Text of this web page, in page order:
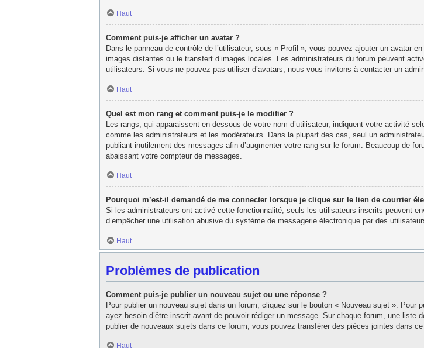
Haut
Comment puis-je afficher un avatar ?
Dans le panneau de contrôle de l’utilisateur, sous « Profil », vous pouvez ajouter un avatar
images distantes ou le transfert d’images locales. Les administrateurs du forum peuvent
utilisateurs. Si vous ne pouvez pas utiliser d’avatars, nous vous invitons à contacter un
Haut
Quel est mon rang et comment puis-je le modifier ?
Les rangs, qui apparaissent en dessous de votre nom d’utilisateur, indiquent votre activité
comme les administrateurs et les modérateurs. Dans la plupart des cas, seul un
publiant inutilement des messages afin d’augmenter votre rang sur le forum. Beaucoup de
abaissant votre compteur de messages.
Haut
Pourquoi m’est-il demandé de me connecter lorsque je clique sur le lien de courrier
Si les administrateurs ont activé cette fonctionnalité, seuls les utilisateurs inscrits peuvent
d’empêcher une utilisation abusive du système de messagerie électronique par des
Haut
Problèmes de publication
Comment puis-je publier un nouveau sujet ou une réponse ?
Pour publier un nouveau sujet dans un forum, cliquez sur le bouton « Nouveau sujet ».
ayez besoin d’être inscrit avant de pouvoir rédiger un message. Sur chaque forum, une
publier de nouveaux sujets dans ce forum, vous pouvez transférer des pièces jointes dans ce
Haut